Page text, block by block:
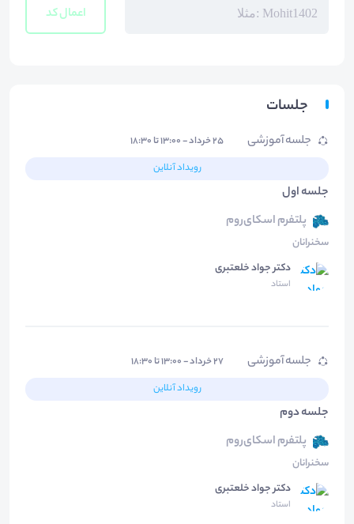
اعمال کد
جلسات
جلسه آموزشی
۲۵ خرداد - ۱۳:۰۰ تا ۱۸:۳۰
رویداد آنلاین
جلسه اول
پلتفرم اسکای‌روم
سخنرانان
دکتر جواد خلعتبری
استاد
جلسه آموزشی
۲۷ خرداد - ۱۳:۰۰ تا ۱۸:۳۰
رویداد آنلاین
جلسه دوم
پلتفرم اسکای‌روم
سخنرانان
دکتر جواد خلعتبری
استاد